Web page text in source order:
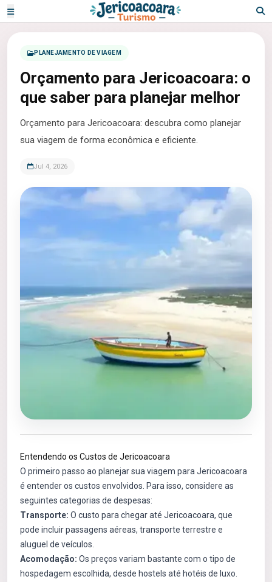
PLANEJAMENTO DE VIAGEM
Orçamento para Jericoacoara: o
que saber para planejar melhor
Orçamento para Jericoacoara: descubra como planejar
sua viagem de forma econômica e eficiente.
Jul 4, 2026
Entendendo os Custos de Jericoacoara
O primeiro passo ao planejar sua viagem para Jericoacoara
é entender os custos envolvidos. Para isso, considere as
seguintes categorias de despesas:
Transporte: O custo para chegar até Jericoacoara, que
pode incluir passagens aéreas, transporte terrestre e
aluguel de veículos.
Acomodação: Os preços variam bastante com o tipo de
hospedagem escolhida, desde hostels até hotéis de luxo.